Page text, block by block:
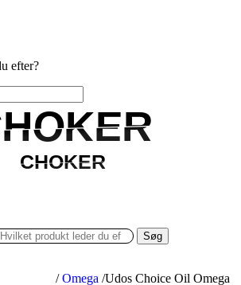
efter?
CHOKER
CHOKER
Søg
/ Omega /Udos Choice Oil Omega